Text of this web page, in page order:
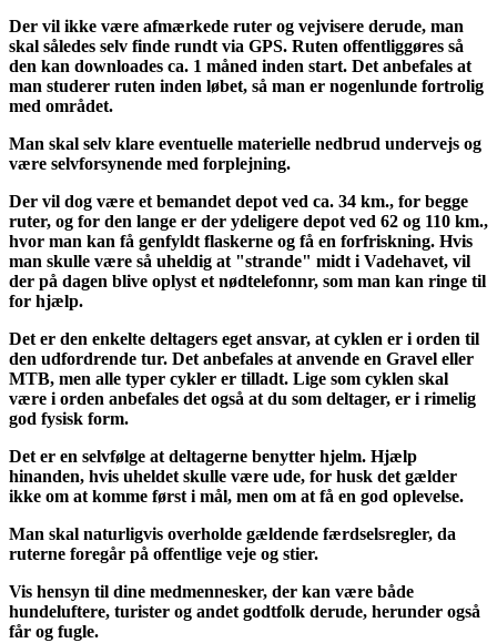
Der vil ikke være afmærkede ruter og vejvisere derude, man
skal således selv finde rundt via GPS. Ruten offentliggøres så
den kan downloades ca. 1 måned inden start. Det anbefales at
man studerer ruten inden løbet, så man er nogenlunde fortrolig
med området.
Man skal selv klare eventuelle materielle nedbrud undervejs og
være selvforsynende med forplejning.
Der vil dog være et bemandet depot ved ca. 34 km., for begge
ruter, og for den lange er der ydeligere depot ved 62 og 110 km.,
hvor man kan få genfyldt flaskerne og få en forfriskning. Hvis
man skulle være så uheldig at "strande" midt i Vadehavet, vil
der på dagen blive oplyst et nødtelefonnr, som man kan ringe til
for hjælp.
Det er den enkelte deltagers eget ansvar, at cyklen er i orden til
den udfordrende tur. Det anbefales at anvende en Gravel eller
MTB, men alle typer cykler er tilladt. Lige som cyklen skal
være i orden anbefales det også at du som deltager, er i rimelig
god fysisk form.
Det er en selvfølge at deltagerne benytter hjelm. Hjælp
hinanden, hvis uheldet skulle være ude, for husk det gælder
ikke om at komme først i mål, men om at få en god oplevelse.
Man skal naturligvis overholde gældende færdselsregler, da
ruterne foregår på offentlige veje og stier.
Vis hensyn til dine medmennesker, der kan være både
hundeluftere, turister og andet godtfolk derude, herunder også
får og fugle.